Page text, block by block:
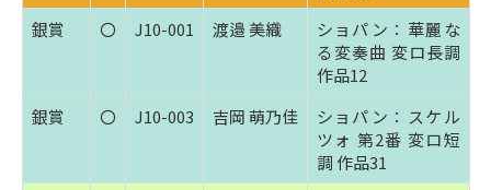
銀賞
〇 J10-001 渡邉 美織
ショパン：華麗な
る変奏曲 変ロ長調
作品12
銀賞
〇 J10-003 吉岡 萌乃佳
ショパン：スケル
ツォ 第2番 変ロ短
調 作品31